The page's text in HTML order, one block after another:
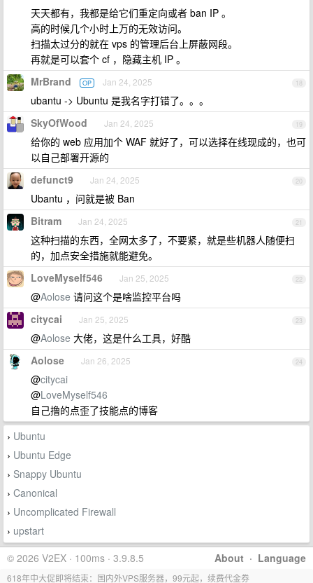
天天都有，我都是给它们重定向或者 ban IP 。
高的时候几个小时上万的无效访问。
扫描太过分的就在 vps 的管理后台上屏蔽网段。
再就是可以套个 cf ，隐藏主机 IP 。
18
MrBrand OP Jan 24, 2025
ubantu -> Ubuntu 是我名字打错了。。。
19
SkyOfWood Jan 24, 2025
给你的 web 应用加个 WAF 就好了，可以选择在线现成的，也可
以自己部署开源的
20
defunct9 Jan 24, 2025
Ubantu ，问就是被 Ban
21
Bitram Jan 24, 2025
这种扫描的东西，全网太多了，不要紧，就是些机器人随便扫
的，加点安全措施就能避免。
22
LoveMyself546 Jan 25, 2025
@Aolose 请问这个是啥监控平台吗
23
citycai Jan 25, 2025
@Aolose 大佬，这是什么工具，好酷
24
Aolose Jan 26, 2025
@citycai
@LoveMyself546
自己撸的点歪了技能点的博客
› Ubuntu
› Ubuntu Edge
› Snappy Ubuntu
› Canonical
› Uncomplicated Firewall
› upstart
About · Language
© 2026 V2EX · 100ms · 3.9.8.5
618年中大促即将结束：国内外VPS服务器，99元起，续费代金券